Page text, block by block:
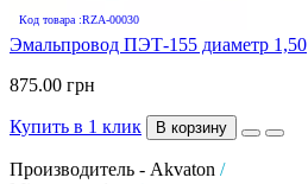
Код товара :RZA-00030
Эмальпровод ПЭТ-155 диаметр 1,50
875.00 грн
Купить в 1 клик В корзину
Производитель - Akvaton /